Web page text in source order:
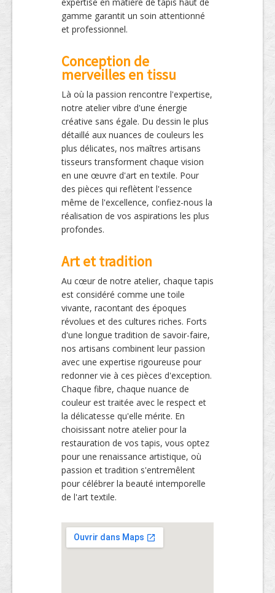
gamme garantit un soin attentionné
et professionnel.
Conception de
merveilles en tissu
Là où la passion rencontre l'expertise,
notre atelier vibre d'une énergie
créative sans égale. Du dessin le plus
détaillé aux nuances de couleurs les
plus délicates, nos maîtres artisans
tisseurs transforment chaque vision
en une œuvre d'art en textile. Pour
des pièces qui reflètent l'essence
même de l'excellence, confiez-nous la
réalisation de vos aspirations les plus
profondes.
Art et tradition
Au cœur de notre atelier, chaque tapis
est considéré comme une toile
vivante, racontant des époques
révolues et des cultures riches. Forts
d'une longue tradition de savoir-faire,
nos artisans combinent leur passion
avec une expertise rigoureuse pour
redonner vie à ces pièces d'exception.
Chaque fibre, chaque nuance de
couleur est traitée avec le respect et
la délicatesse qu'elle mérite. En
choisissant notre atelier pour la
restauration de vos tapis, vous optez
pour une renaissance artistique, où
passion et tradition s'entremêlent
pour célébrer la beauté intemporelle
de l'art textile.